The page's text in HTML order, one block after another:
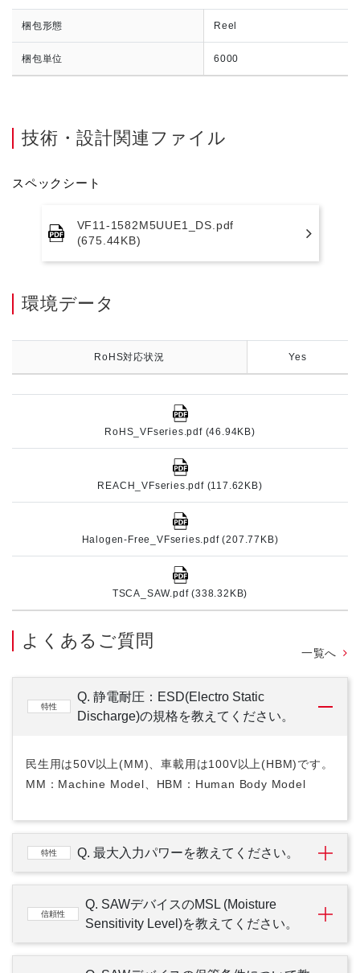
梱包形態 Reel
梱包単位 6000
技術・設計関連ファイル
スペックシート
VF11-1582M5UUE1_DS.pdf
(675.44KB)
環境データ
RoHS対応状況 Yes
RoHS_VFseries.pdf (46.94KB)
REACH_VFseries.pdf (117.62KB)
Halogen-Free_VFseries.pdf (207.77KB)
TSCA_SAW.pdf (338.32KB)
よくあるご質問
一覧へ
特性
Q. 静電耐圧：ESD(Electro Static
Discharge)の規格を教えてください。
民生用は50V以上(MM)、車載用は100V以上(HBM)です。
MM：Machine Model、HBM：Human Body Model
特性 Q. 最大入力パワーを教えてください。
信頼性
Q. SAWデバイスのMSL (Moisture
Sensitivity Level)を教えてください。